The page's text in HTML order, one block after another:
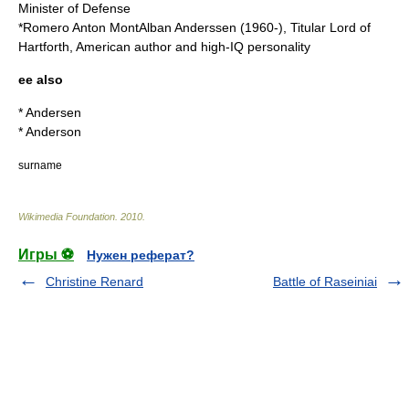
Minister of Defense
*Romero Anton MontAlban Anderssen (1960-), Titular Lord of
Hartforth, American author and high-IQ personality
ee also
*Andersen
*Anderson
surname
Wikimedia Foundation 2010
Игры ⚽
Нужен реферат?
Christine Renard
Battle of Raseiniai